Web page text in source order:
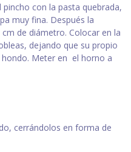
con la pasta quebrada,
muy fina. Después la
de diámetro. Colocar en la
dejando que su propio
Meter en el horno a
cerrándolos en forma de